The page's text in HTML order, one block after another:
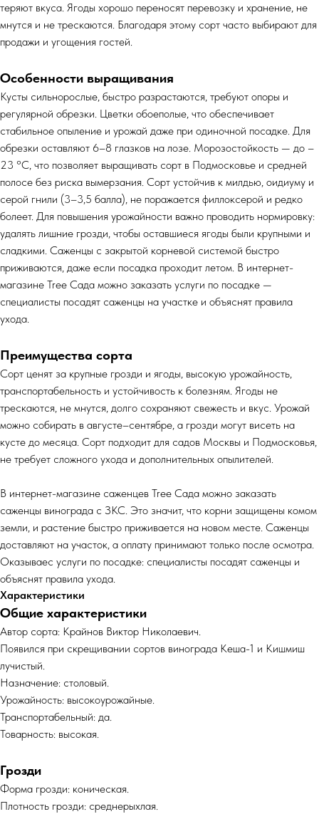
теряют вкуса. Ягоды хорошо переносят перевозку и хранение, не
мнутся и не трескаются. Благодаря этому сорт часто выбирают для
продажи и угощения гостей.
Особенности выращивания
Кусты сильнорослые, быстро разрастаются, требуют опоры и
регулярной обрезки. Цветки обоеполые, что обеспечивает
стабильное опыление и урожай даже при одиночной посадке. Для
обрезки оставляют 6–8 глазков на лозе. Морозостойкость — до –
23 °C, что позволяет выращивать сорт в Подмосковье и средней
полосе без риска вымерзания. Сорт устойчив к милдью, оидиуму и
серой гнили (3–3,5 балла), не поражается филлоксерой и редко
болеет. Для повышения урожайности важно проводить нормировку:
удалять лишние грозди, чтобы оставшиеся ягоды были крупными и
сладкими. Саженцы с закрытой корневой системой быстро
приживаются, даже если посадка проходит летом. В интернет-
магазине Tree Сада можно заказать услуги по посадке —
специалисты посадят саженцы на участке и объяснят правила
ухода.
Преимущества сорта
Сорт ценят за крупные грозди и ягоды, высокую урожайность,
транспортабельность и устойчивость к болезням. Ягоды не
трескаются, не мнутся, долго сохраняют свежесть и вкус. Урожай
можно собирать в августе–сентябре, а грозди могут висеть на
кусте до месяца. Сорт подходит для садов Москвы и Подмосковья,
не требует сложного ухода и дополнительных опылителей.
В интернет-магазине саженцев Tree Сада можно заказать
саженцы винограда с ЗКС. Это значит, что корни защищены комом
земли, и растение быстро приживается на новом месте. Саженцы
доставляют на участок, а оплату принимают только после осмотра.
Оказываес услуги по посадке: специалисты посадят саженцы и
объяснят правила ухода.
Характеристики
Общие характеристики
Автор сорта: Крайнов Виктор Николаевич.
Появился при скрещивании сортов винограда Кеша-1 и Кишмиш
лучистый.
Назначение: столовый.
Урожайность: высокоурожайные.
Транспортабельный: да.
Товарность: высокая.
Грозди
Форма грозди: коническая.
Плотность грозди: среднерыхлая.